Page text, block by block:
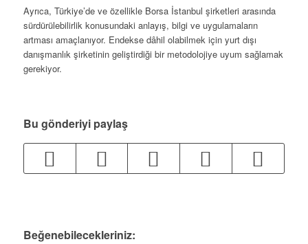
Ayrıca, Türkiye’de ve özellikle Borsa İstanbul şirketleri arasında
sürdürülebilirlik konusundaki anlayış, bilgi ve uygulamaların
artması amaçlanıyor. Endekse dâhil olabilmek için yurt dışı
danışmanlık şirketinin geliştirdiği bir metodolojiye uyum sağlamak
gerekiyor.
Bu gönderiyi paylaş
Beğenebilecekleriniz: